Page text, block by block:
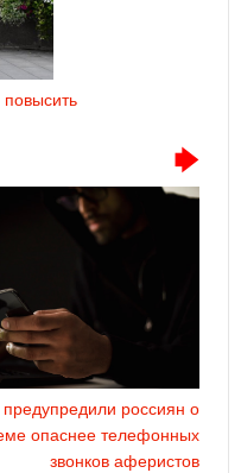
россиян о
опаснее телефонных
звонков аферистов